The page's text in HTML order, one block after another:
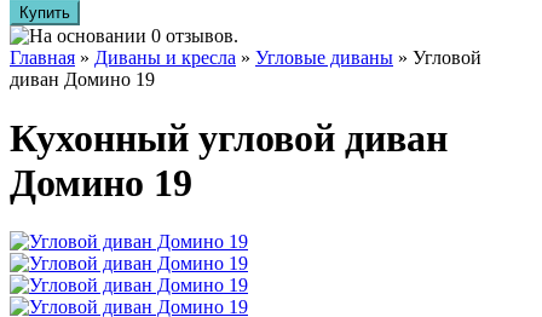
Главная » Диваны и кресла » Угловые диваны » Угловой
диван Домино 19
Кухонный угловой диван
Домино 19